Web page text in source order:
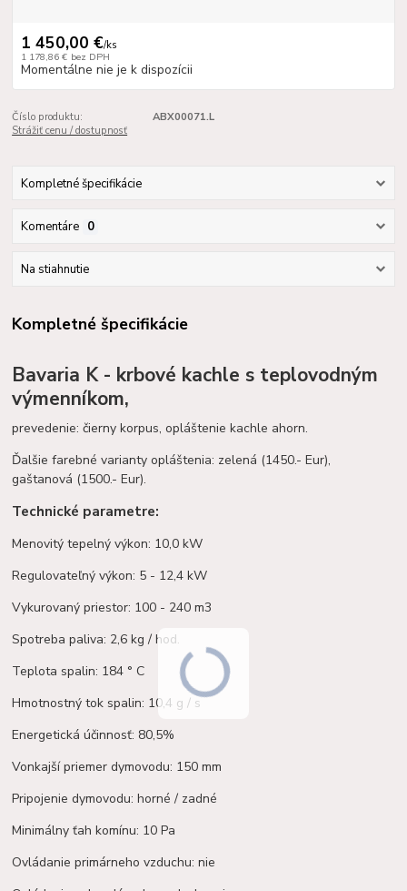
1 450,00 €/ks
1 178,86 € bez DPH
Momentálne nie je k dispozícii
Číslo produktu:
ABX00071.L
Strážiť cenu / dostupnosť
Kompletné špecifikácie
Komentáre 0
Na stiahnutie
Kompletné špecifikácie
Bavaria K - krbové kachle s teplovodným
výmenníkom,
prevedenie: čierny korpus, opláštenie kachle ahorn.
Ďalšie farebné varianty opláštenia: zelená (1450.- Eur),
gaštanová (1500.- Eur).
Technické parametre:
Menovitý tepelný výkon: 10,0 kW
Regulovateľný výkon: 5 - 12,4 kW
Vykurovaný priestor: 100 - 240 m3
Spotreba paliva: 2,6 kg / hod.
Teplota spalin: 184 ° C
Hmotnostný tok spalin: 10,4 g / s
Energetická účinnosť: 80,5%
Vonkajší priemer dymovodu: 150 mm
Pripojenie dymovodu: horné / zadné
Minimálny ťah komínu: 10 Pa
Ovládanie primárneho vzduchu: nie